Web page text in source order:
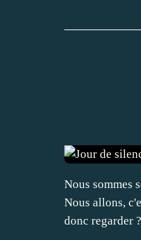
Nous sommes
Nous allons,
donc regarder